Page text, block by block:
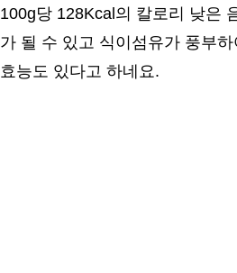
100g당 128Kcal의 칼로리 낮은
가 될 수 있고 식이섬유가 풍부
효능도 있다고 하네요.